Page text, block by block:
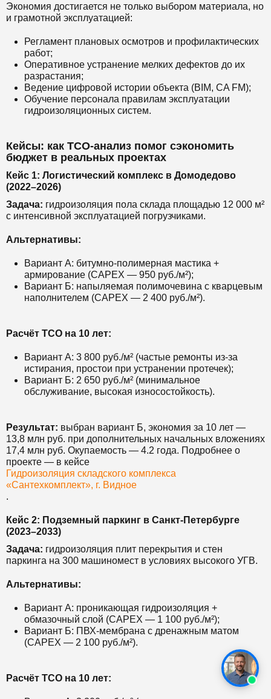
Экономия достигается не только выбором материала, но
и грамотной эксплуатацией:
Регламент плановых осмотров и профилактических
работ;
Оперативное устранение мелких дефектов до их
разрастания;
Ведение цифровой истории объекта (BIM, CA FM);
Обучение персонала правилам эксплуатации
гидроизоляционных систем.
Кейсы: как TCO-анализ помог сэкономить
бюджет в реальных проектах
Кейс 1: Логистический комплекс в Домодедово
(2022–2026)
Задача: гидроизоляция пола склада площадью 12 000 м²
с интенсивной эксплуатацией погрузчиками.
Альтернативы:
Вариант А: битумно-полимерная мастика +
армирование (CAPEX — 950 руб./м²);
Вариант Б: напыляемая полимочевина с кварцевым
наполнителем (CAPEX — 2 400 руб./м²).
Расчёт TCO на 10 лет:
Вариант А: 3 800 руб./м² (частые ремонты из-за
истирания, простои при устранении протечек);
Вариант Б: 2 650 руб./м² (минимальное
обслуживание, высокая износостойкость).
Результат: выбран вариант Б, экономия за 10 лет —
13,8 млн руб. при дополнительных начальных вложениях
17,4 млн руб. Окупаемость — 4.2 года. Подробнее о
проекте — в кейсе
Гидроизоляция складского комплекса
«Сантехкомплект», г. Видное
.
Кейс 2: Подземный паркинг в Санкт-Петербурге
(2023–2033)
Задача: гидроизоляция плит перекрытия и стен
паркинга на 300 машиномест в условиях высокого УГВ.
Альтернативы:
Вариант А: проникающая гидроизоляция +
обмазочный слой (CAPEX — 1 100 руб./м²);
Вариант Б: ПВХ-мембрана с дренажным матом
(CAPEX — 2 100 руб./м²).
Расчёт TCO на 10 лет: